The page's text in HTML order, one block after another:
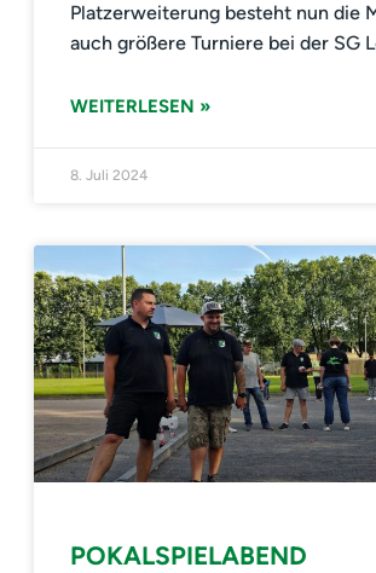
Platzerweiterung besteht nun die
auch größere Turniere bei der SG
WEITERLESEN »
8. Juli 2024
POKALSPIELABEND